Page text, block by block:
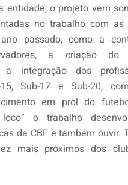
entidade, o projeto vem
no trabalho com
passado, como a
a criação
a integração dos
Sub-17 e Sub-20,
em prol do
o trabalho
da CBF e também ouvir.
mais próximos dos